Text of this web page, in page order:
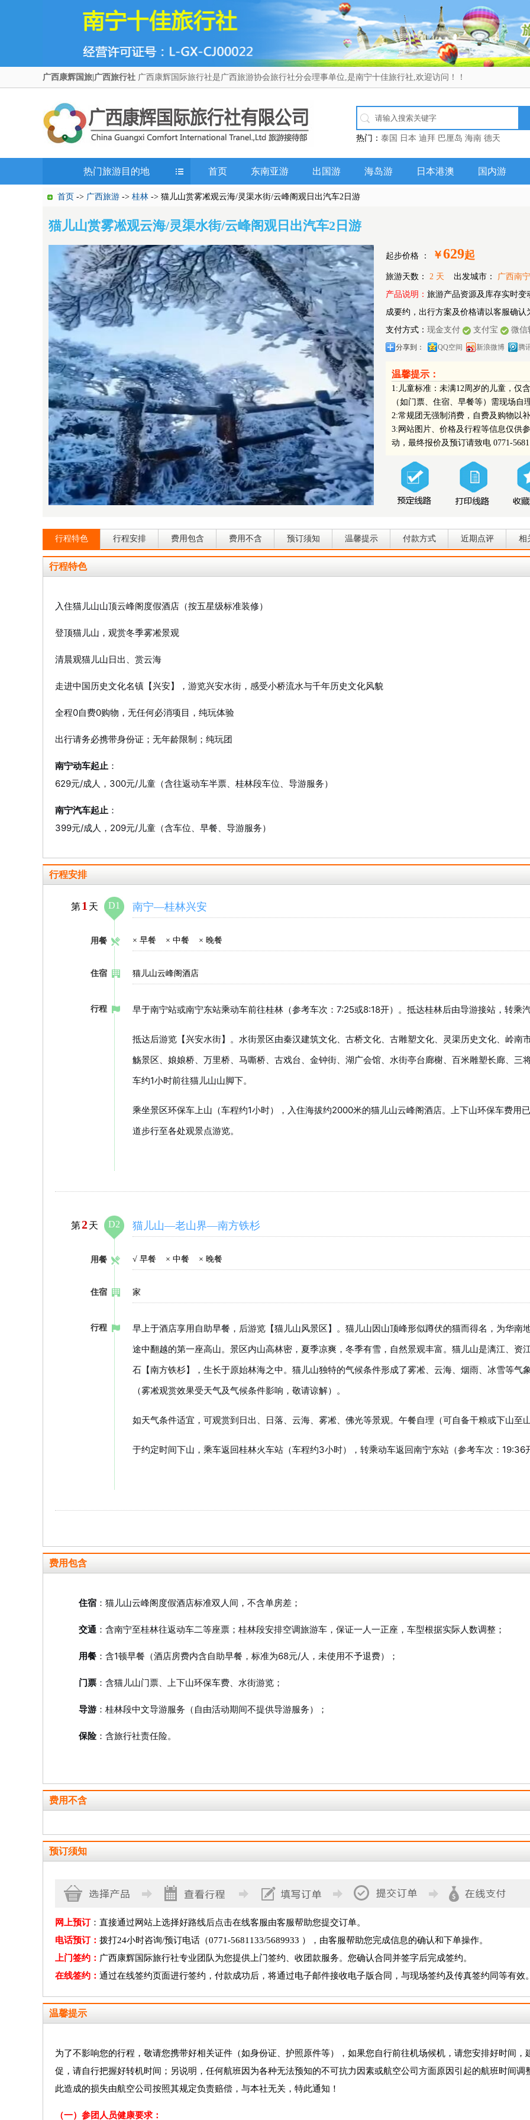
广西康辉国旅|广西旅行社 广西康辉国际旅行社是广西旅游协会旅行社分会理事单位,是南宁十佳旅行社,欢迎访问！！
热门： 泰国 日本 迪拜 巴厘岛 海南 德天
热门旅游目的地 首页 东南亚游 出国游 海岛游 日本港澳 国内游
首页 -> 广西旅游 -> 桂林 -> 猫儿山赏雾凇观云海/灵渠水街/云峰阁观日出汽车2日游
猫儿山赏雾凇观云海/灵渠水街/云峰阁观日出汽车2日游
起步价格 ： ￥629起
旅游天数： 2 天 出发城市：
广西南
产品说明： 旅游产品资源及库存实时
成要约，出行方案及价格请以客服确认
支付方式： 现金支付 支付宝 微
分享到： QQ空间 新浪微博 腾
温馨提示：
1:儿童标准：未满12周岁的儿童，仅
（如门票、住宿、早餐等）需现场自
2:常规团无强制消费，自费及购物以
3:网站图片、价格及行程等信息仅供
动，最终报价及预订请致电 0771-
行程特色 行程安排 费用包含 费用不含 预订须知 温馨提示 付款方式 近期点评 相
行程特色
入住猫儿山山顶云峰阁度假酒店（按五星级标准装修）
登顶猫儿山，观赏冬季雾凇景观
清晨观猫儿山日出、赏云海
走进中国历史文化名镇【兴安】，游览兴安水街，感受小桥流水与千年历史文化风貌
全程0自费0购物，无任何必消项目，纯玩体验
出行请务必携带身份证；无年龄限制；纯玩团
南宁动车起止 ：
629元/成人，300元/儿童（含往返动车半票、桂林段车位、导游服务）
南宁汽车起止 ：
399元/成人，209元/儿童（含车位、早餐、导游服务）
行程安排
D1
用餐
住宿
行程
第1 天 南宁—桂林兴安
× 早餐 × 中餐 × 晚餐
猫儿山云峰阁酒店
早于南宁站或南宁东站乘动车前往桂林（参考车次：7:25或8:18开）。抵达桂林后由导游接站，转乘
抵达后游览【兴安水街】。水街景区由秦汉建筑文化、古桥文化、古雕塑文化、灵渠历史文化、岭南
觞景区、娘娘桥、万里桥、马嘶桥、古戏台、金钟街、湖广会馆、水街亭台廊榭、百米雕塑长廊、三
车约1小时前往猫儿山山脚下。
乘坐景区环保车上山（车程约1小时），入住海拔约2000米的猫儿山云峰阁酒店。上下山环保车费用
道步行至各处观景点游览。
D2
用餐
住宿
行程
第2天 猫儿山—老山界—南方铁杉
√ 早餐 × 中餐 × 晚餐
家
早上于酒店享用自助早餐，后游览【猫儿山风景区】。猫儿山因山顶峰形似蹲伏的猫而得名，为华南
途中翻越的第一座高山。景区内山高林密，夏季凉爽，冬季有雪，自然景观丰富。猫儿山是漓江、资
石【南方铁杉】，生长于原始林海之中。猫儿山独特的气候条件形成了雾凇、云海、烟雨、冰雪等气
（雾凇观赏效果受天气及气候条件影响，敬请谅解）。
如天气条件适宜，可观赏到日出、日落、云海、雾凇、佛光等景观。午餐自理（可自备干粮或下山至
于约定时间下山，乘车返回桂林火车站（车程约3小时），转乘动车返回南宁东站（参考车次：
费用包含
住宿 ：猫儿山云峰阁度假酒店标准双人间，不含单房差；
交通 ：含南宁至桂林往返动车二等座票；桂林段安排空调旅游车，保证一人一正座，车型根据实际人数调整；
用餐 ：含1顿早餐（酒店房费内含自助早餐，标准为68元/人，未使用不予退费）；
门票 ：含猫儿山门票、上下山环保车费、水街游览；
导游 ：桂林段中文导游服务（自由活动期间不提供导游服务）；
保险：含旅行社责任险。
费用不含
预订须知
网上预订：直接通过网站上选择好路线后点击在线客服由客服帮助您提交订单。
电话预订： 拨打24小时咨询/预订电话（0771-5681133/5689933 ），由客服帮助您完成信息的确认和下单操作。
上门签约： 广西康辉国际旅行社专业团队为您提供上门签约、收团款服务。您确认合同并签字后完成签约。
在线签约： 通过在线签约页面进行签约，付款成功后，将通过电子邮件接收电子版合同，与现场签约及传真签约同等有效
温馨提示
为了不影响您的行程，敬请您携带好相关证件（如身份证、护照原件等），如果您自行前往机场候机，请您安排好时间
促，请自行把握好转机时间；另说明，任何航班因为各种无法预知的不可抗力因素或航空公司方面原因引起的航班时间
此造成的损失由航空公司按照其规定负责赔偿，与本社无关，特此通知！
（一）参团人员健康要求：